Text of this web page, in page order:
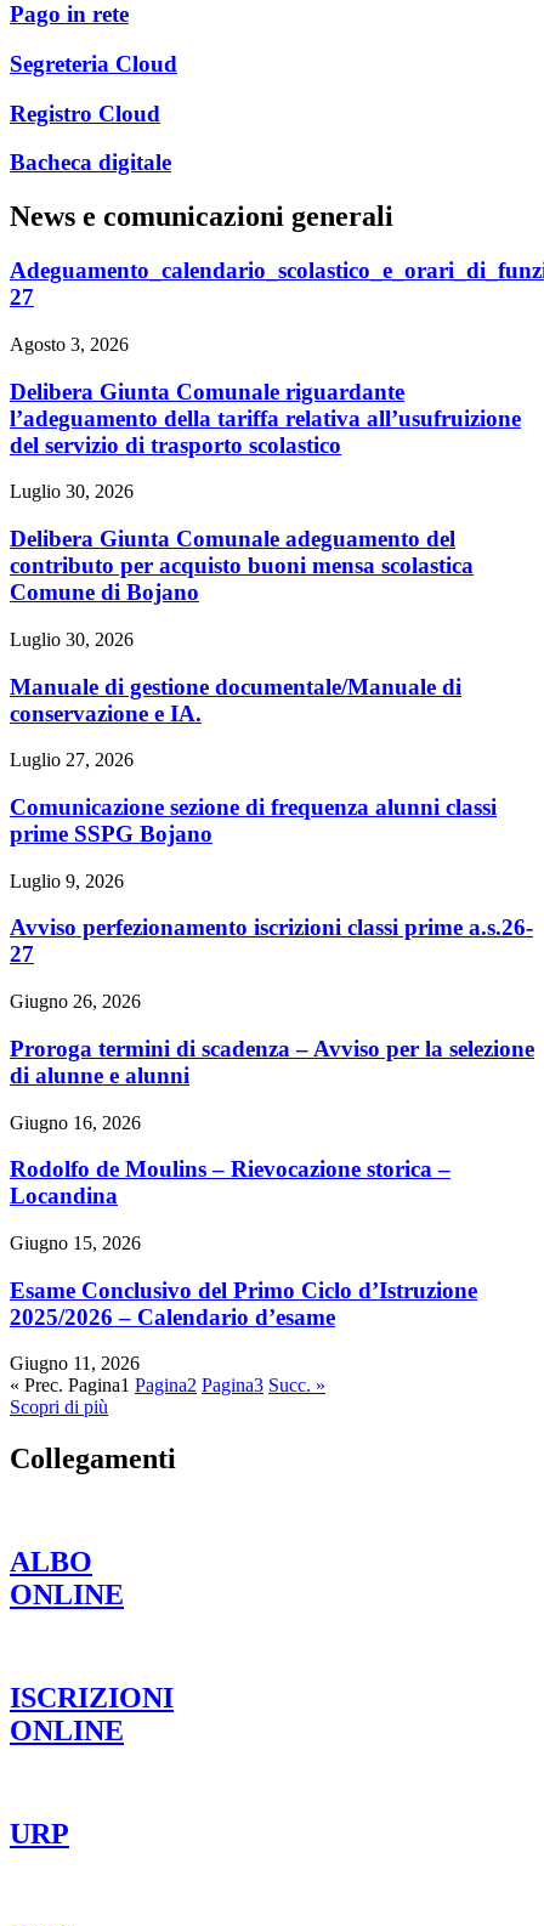
Pago in rete
Segreteria Cloud
Registro Cloud
Bacheca digitale
News e comunicazioni generali
27
Agosto 3, 2026
Delibera Giunta Comunale riguardante
l’adeguamento della tariffa relativa all’usufruizione
del servizio di trasporto scolastico
Luglio 30, 2026
Delibera Giunta Comunale adeguamento del
contributo per acquisto buoni mensa scolastica
Comune di Bojano
Luglio 30, 2026
Manuale di gestione documentale/Manuale di
conservazione e IA.
Luglio 27, 2026
Comunicazione sezione di frequenza alunni classi
prime SSPG Bojano
Luglio 9, 2026
Avviso perfezionamento iscrizioni classi prime a.s.26-
27
Giugno 26, 2026
Proroga termini di scadenza – Avviso per la selezione
di alunne e alunni
Giugno 16, 2026
Rodolfo de Moulins – Rievocazione storica –
Locandina
Giugno 15, 2026
Esame Conclusivo del Primo Ciclo d’Istruzione
2025/2026 – Calendario d’esame
Giugno 11, 2026
« Prec. Pagina1 Pagina2 Pagina3 Succ. »
Scopri di più
Collegamenti
ALBO
ONLINE
ISCRIZIONI
ONLINE
URP